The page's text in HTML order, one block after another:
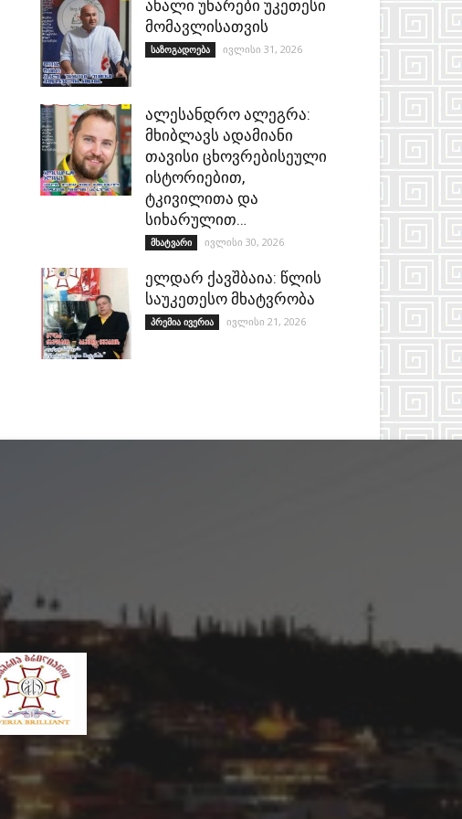
ახალი უნარები უკეთესი
მომავლისათვის
საზოგადოება ივლისი 31, 2026
ალესანდრო ალეგრა:
მხიბლავს ადამიანი
თავისი ცხოვრებისეული
ისტორიებით,
ტკივილითა და
სიხარულით…
მხატვარი ივლისი 30, 2026
ელდარ ქავშბაია: წლის
საუკეთესო მხატვრობა
პრემია ივერია ივლისი 21, 2026